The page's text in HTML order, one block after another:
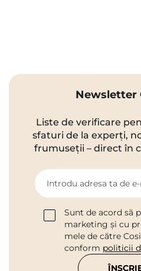
Newsletter
Liste de verificare
sfaturi de la experți,
frumuseții – direct în
Introdu adresa ta de
Sunt de acord să
marketing și cu
mele de către
conform politicii